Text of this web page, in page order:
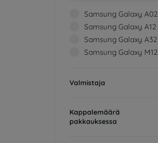
Samsung Galaxy A02
Samsung Galaxy A12
Samsung Galaxy A32
Samsung Galaxy M12
Valmistaja
Kappalemäärä
pakkauksessa